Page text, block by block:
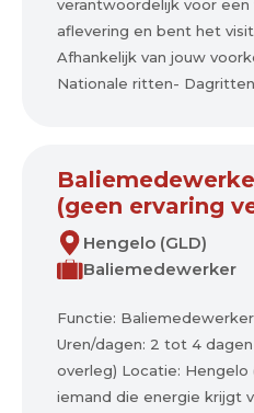
verantwoordelijk voor
aflevering en bent het
Afhankelijk van jouw
Nationale ritten- Dagritten
(geen ervaring
Hengelo (GLD)
Baliemedewerker
Functie:
Uren/dagen: 2 tot 4
overleg) Locatie: Hengelo
iemand die energie krijgt